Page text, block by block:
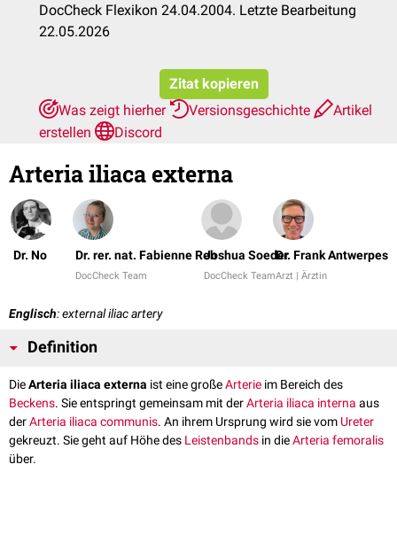
DocCheck Flexikon 24.04.2004. Letzte Bearbeitung
22.05.2026
Zitat kopieren
Was zeigt hierher
Versionsgeschichte
Artikel
erstellen
Discord
Arteria iliaca externa
Dr. No Dr. rer. nat. Fabienne Reh
DocCheck Team
Joshua Soeder
DocCheck Team
Dr. Frank Antwerpes
Arzt | Ärztin
Englisch: external iliac artery
Definition
DieArteria iliaca externa ist eine großeArterie im Bereich des
Beckens. Sie entspringt gemeinsam mit derArteria iliaca interna aus
derArteria iliaca communis. An ihrem Ursprung wird sie vom Ureter
gekreuzt. Sie geht auf Höhe des Leistenbands in dieArteria femoralis
über.